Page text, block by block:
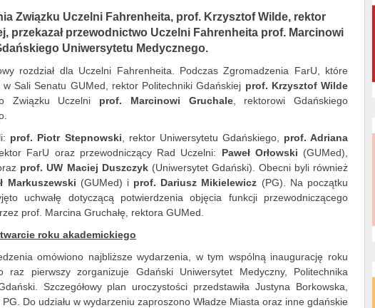
Związku Uczelni Fahrenheita, prof. Krzysztof Wilde, rektor
przekazał przewodnictwo Uczelni Fahrenheita prof. Marcinowi
Uniwersytetu Medycznego.
rozdział dla Uczelni Fahrenheita. Podczas Zgromadzenia FarU, które
w Sali Senatu GUMed, rektor Politechniki Gdańskiej prof. Krzysztof Wilde
Związku Uczelni prof. Marcinowi Gruchale, rektorowi Gdańskiego
prof. Piotr Stepnowski , rektor Uniwersytetu Gdańskiego, prof. Adriana
FarU oraz przewodniczący Rad Uczelni: Paweł Orłowski (GUMed),
prof. UW Maciej Duszczyk(Uniwersytet Gdański). Obecni byli również
Markuszewski (GUMed) i prof. Dariusz Mikielewicz (PG). Na początku
uchwałę dotyczącą potwierdzenia objęcia funkcji przewodniczącego
prof. Marcina Gruchałę, rektora GUMed.
roku akademickiego
omówiono najbliższe wydarzenia, w tym wspólną inaugurację roku
raz pierwszy zorganizuje Gdański Uniwersytet Medyczny, Politechnika
Szczegółowy plan uroczystości przedstawiła Justyna Borkowska,
Do udziału w wydarzeniu zaproszono Władze Miasta oraz inne gdańskie